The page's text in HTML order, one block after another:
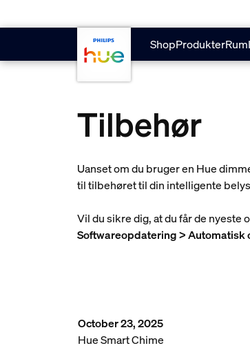
ShopProdukterRum
Tilbehør
Uanset om du bruger en Hue
til tilbehøret til din intelligente
Vil du sikre dig, at du får de
Softwareopdatering > Automatisk
October 23, 2025
Hue Smart Chime